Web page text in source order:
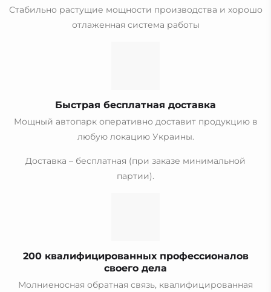
Стабильно растущие мощности производства и хорошо
отлаженная система работы
Быстрая бесплатная доставка
Мощный автопарк оперативно доставит продукцию в
любую локацию Украины.
Доставка – бесплатная (при заказе минимальной
партии).
200 квалифицированных профессионалов
своего дела
Молниеносная обратная связь, квалифицированная